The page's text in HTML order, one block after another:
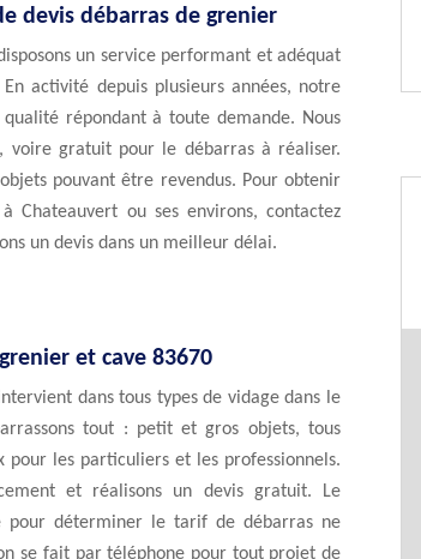
devis débarras de grenier
un service performant et adéquat
activité depuis plusieurs années, notre
répondant à toute demande. Nous
voire gratuit pour le débarras à réaliser.
pouvant être revendus. Pour obtenir
Chateauvert ou ses environs, contactez
un devis dans un meilleur délai.
et cave 83670
dans tous types de vidage dans le
tout : petit et gros objets, tous
pour les particuliers et les professionnels.
et réalisons un devis gratuit. Le
pour déterminer le tarif de débarras ne
se fait par téléphone pour tout projet de